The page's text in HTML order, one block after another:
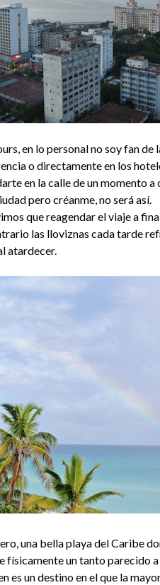
en lo personal no soy fan de
o directamente en los
en la calle de un momento
pero créanme, no será así.
que reagendar el viaje a
las lloviznas cada tarde
atardecer.
una bella playa del Caribe
físicamente un tanto parecido
es un destino en el que la